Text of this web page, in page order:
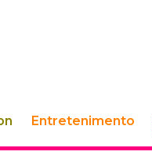
Entretenimento